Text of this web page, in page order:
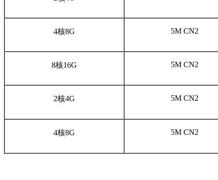
4核8G 5M CN2
8核16G 5M CN2
2核4G 5M CN2
4核8G 5M CN2